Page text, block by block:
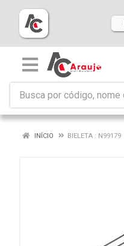
INÍCIO BIELETA : N99179